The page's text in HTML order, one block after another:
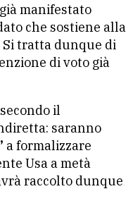
manifestato
che sostiene alla
tratta dunque di
di voto già
il
saranno
a formalizzare
Usa a metà
raccolto dunque